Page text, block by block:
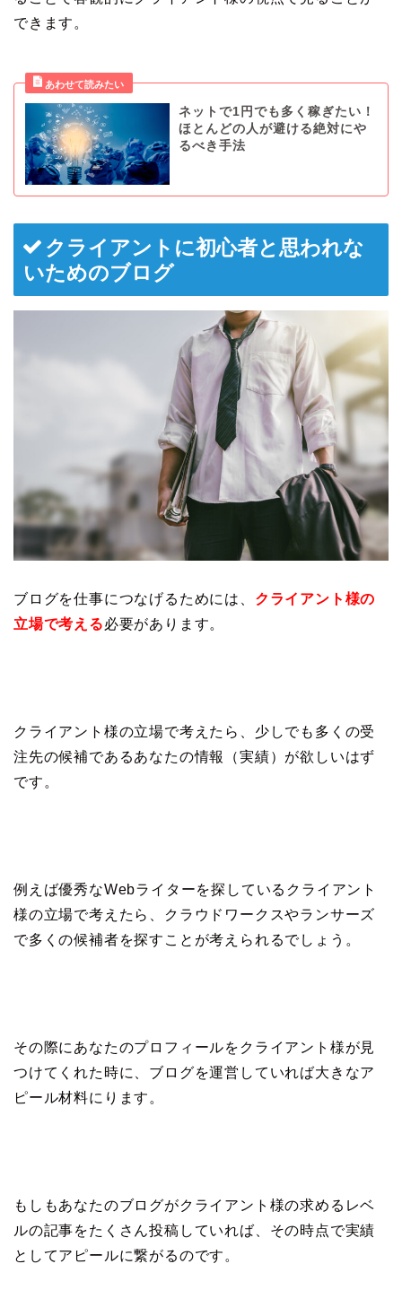
できます。
ネットで1円でも多く稼ぎたい！
ほとんどの人が避ける絶対にや
るべき手法
クライアントに初心者と思われな
いためのブログ
ブログを仕事につなげるためには、 クライアント様の
立場で考える必要があります。
クライアント様の立場で考えたら、少しでも多くの受
注先の候補であるあなたの情報（実績）が欲しいはず
です。
例えば優秀なWebライターを探しているクライアント
様の立場で考えたら、クラウドワークスやランサーズ
で多くの候補者を探すことが考えられるでしょう。
その際にあなたのプロフィールをクライアント様が見
つけてくれた時に、ブログを運営していれば大きなア
ピール材料にります。
もしもあなたのブログがクライアント様の求めるレベ
ルの記事をたくさん投稿していれば、その時点で実績
としてアピールに繋がるのです。